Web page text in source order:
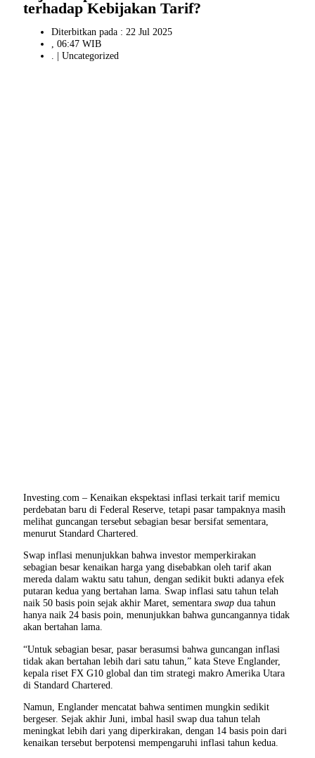
terhadap Kebijakan Tarif?
Diterbitkan pada : 22 Jul 2025
, 06:47 WIB
. | Uncategorized
Investing.com – Kenaikan ekspektasi inflasi terkait tarif memicu
perdebatan baru di Federal Reserve, tetapi pasar tampaknya masih
melihat guncangan tersebut sebagian besar bersifat sementara,
menurut Standard Chartered.
Swap inflasi menunjukkan bahwa investor memperkirakan
sebagian besar kenaikan harga yang disebabkan oleh tarif akan
mereda dalam waktu satu tahun, dengan sedikit bukti adanya efek
putaran kedua yang bertahan lama. Swap inflasi satu tahun telah
naik 50 basis poin sejak akhir Maret, sementaraswap dua tahun
hanya naik 24 basis poin, menunjukkan bahwa guncangannya tidak
akan bertahan lama.
“Untuk sebagian besar, pasar berasumsi bahwa guncangan inflasi
tidak akan bertahan lebih dari satu tahun,” kata Steve Englander,
kepala riset FX G10 global dan tim strategi makro Amerika Utara
di Standard Chartered.
Namun, Englander mencatat bahwa sentimen mungkin sedikit
bergeser. Sejak akhir Juni, imbal hasil swap dua tahun telah
meningkat lebih dari yang diperkirakan, dengan 14 basis poin dari
kenaikan tersebut berpotensi mempengaruhi inflasi tahun kedua.